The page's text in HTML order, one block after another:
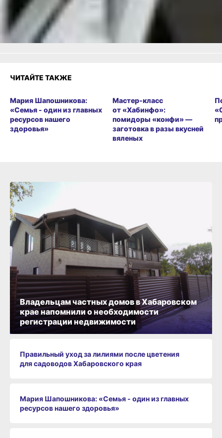
Огонь!
1
Супер
1
Грустно
Злость
ЧИТАЙТЕ ТАКЖЕ
Мария Шапошникова:
«Семья - один из главных
ресурсов нашего
здоровья»
Мастер-класс
от «Хабинфо»:
помидоры «конфи» —
заготовка в разы вкусней
вяленых
Владельцам частных домов в Хабаровском
крае напомнили о необходимости
регистрации недвижимости
Правильный уход за лилиями после цветения
для садоводов Хабаровского края
Мария Шапошникова: «Семья - один из главных
ресурсов нашего здоровья»